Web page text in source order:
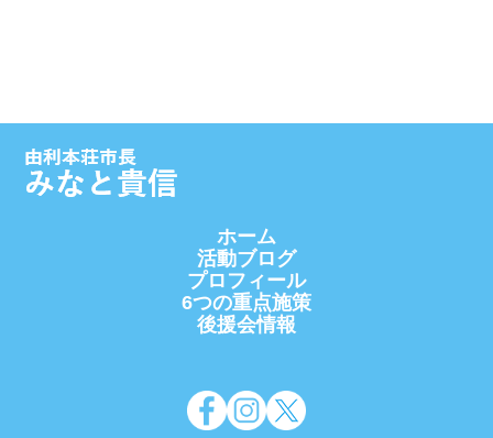
ホーム
活動ブログ
プロフィール
6つの重点施策
後援会情報